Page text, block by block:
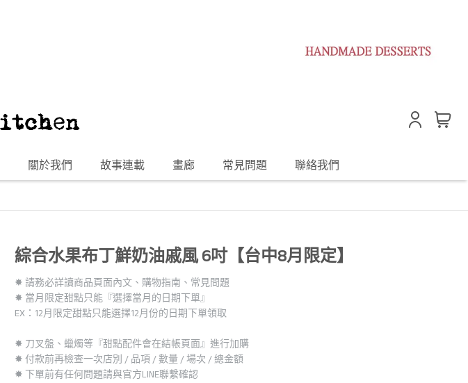
關於我們 故事連載 畫廊 常見問題 聯絡我們
綜合水果布丁鮮奶油戚風 6吋【台中8月限定】
✸ 請務必詳讀商品頁面內文、購物指南、常見問題
✸ 當月限定甜點只能『選擇當月的日期下單』
EX：12月限定甜點只能選擇12月份的日期下單領取
✸ 刀叉盤、蠟燭等『甜點配件會在結帳頁面』進行加購
✸ 付款前再檢查一次店別 / 品項 / 數量 / 場次 / 總金額
✸ 下單前有任何問題請與官方LINE聯繫確認